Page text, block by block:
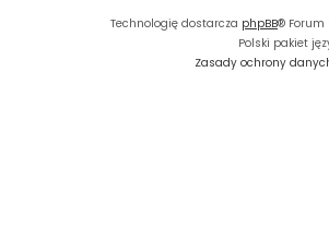
Technologię dostarcza phpBB® Forum
Polski pakiet
Zasady ochrony